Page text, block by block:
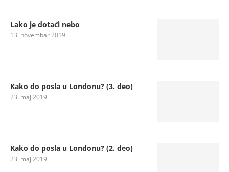
Lako je dotaći nebo
13. novembar 2019.
Kako do posla u Londonu? (3. deo)
23. maj 2019.
Kako do posla u Londonu? (2. deo)
23. maj 2019.